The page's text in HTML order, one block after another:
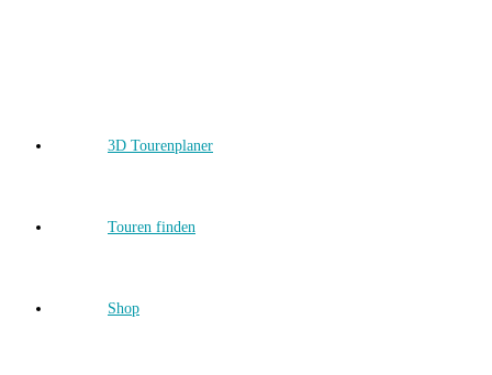
3D Tourenplaner
Touren finden
Shop